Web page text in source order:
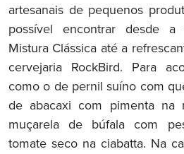
artesanais de pequenos
possível encontrar desde a
Mistura Clássica até a
cervejaria RockBird. Para
como o de pernil suíno com
de abacaxi com pimenta
muçarela de búfala com
tomate seco na ciabatta. Na